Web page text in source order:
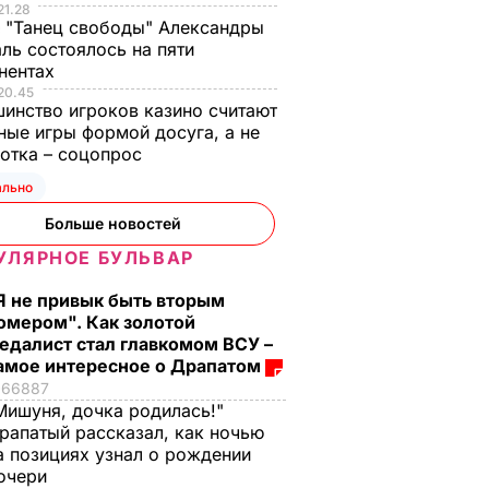
Смешайте это с
мукой – и целая гора
пирожков готова.
Самый лучший
рецепт
"Танец свободы" Александры
состоялось на пяти
игроков казино считают
игры формой досуга, а не
– соцопрос
Больше новостей
БУЛЬВАР
не привык быть вторым
Как золотой
стал главкомом ВСУ –
интересное о Драпатом
66887
дочка родилась!"
рассказал, как ночью
позициях узнал о рождении